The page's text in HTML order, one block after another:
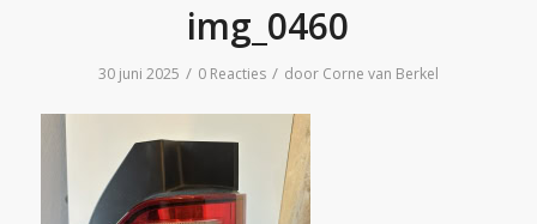
img_0460
30 juni 2025 / 0 Reacties / door Corne van Berkel